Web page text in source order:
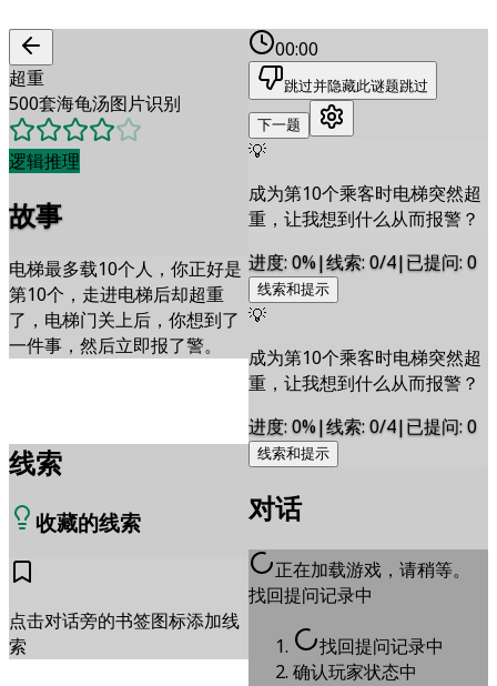
超重
500套海龟汤图片识别
逻辑推理
故事
电梯最多载10个人，你正好是
第10个，走进电梯后却超重
了，电梯门关上后，你想到了
一件事，然后立即报了警。
线索
收藏的线索
点击对话旁的书签图标添加线
索
00:00
跳过并隐藏此谜题跳过
下一题
💡
成为第10个乘客时电梯突然超
重，让我想到什么从而报警？
进度:0%|线索:0/4|已提问:0
线索和提示
💡
成为第10个乘客时电梯突然超
重，让我想到什么从而报警？
进度:0%|线索:0/4|已提问:0
线索和提示
对话
正在加载游戏，请稍等。
找回提问记录中
找回提问记录中
确认玩家状态中